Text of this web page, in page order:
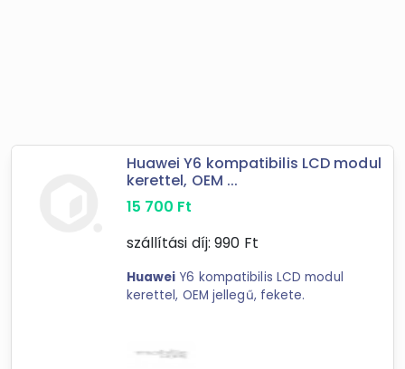
Huawei Y6 kompatibilis LCD modul
kerettel, OEM ...
15 700 Ft
szállítási díj: 990 Ft
Huawei Y6 kompatibilis LCD modul
kerettel, OEM jellegű, fekete.